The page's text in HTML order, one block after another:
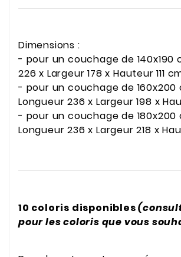
Dimensions :
- pour un couchage de 140x190
226 x Largeur 178 x Hauteur 111
- pour un couchage de 160x200
Longueur 236 x Largeur 198 x
- pour un couchage de 180x200
Longueur 236 x Largeur 218 x
10 coloris disponibles
pour les coloris que vous